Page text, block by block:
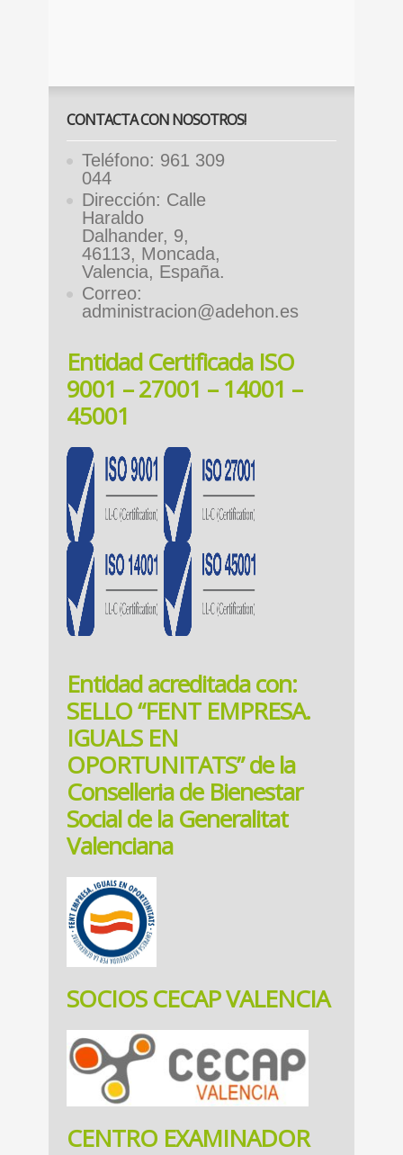
CONTACTA CON NOSOTROS!
Teléfono: 961 309
044
Dirección: Calle
Haraldo
Dalhander, 9,
46113, Moncada,
Valencia, España.
Correo:
administracion@adehon.es
Entidad Certificada ISO
9001 – 27001 – 14001 –
45001
Entidad acreditada con:
SELLO “FENT EMPRESA.
IGUALS EN
OPORTUNITATS” de la
Conselleria de Bienestar
Social de la Generalitat
Valenciana
SOCIOS CECAP VALENCIA
CENTRO EXAMINADOR